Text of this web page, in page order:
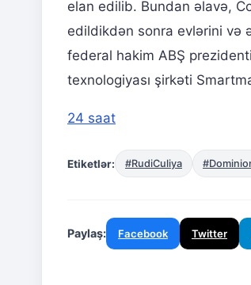
elan edilib. Bundan əlavə,
edildikdən sonra evlərini və
federal hakim ABŞ
texnologiyası şirkəti
24 saat
Etiketlər: #RudiCuliya
Paylaş: Facebook Twitter